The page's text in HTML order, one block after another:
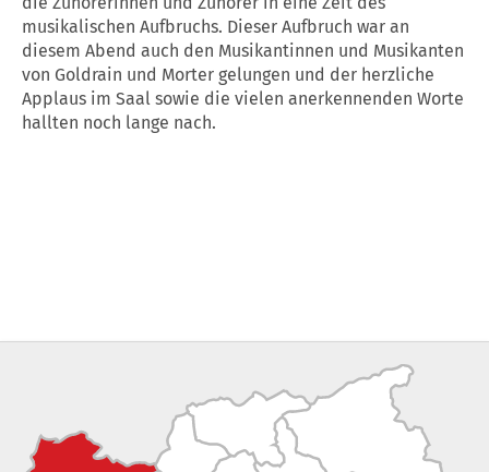
musikalischen Aufbruchs. Dieser Aufbruch war an
diesem Abend auch den Musikantinnen und Musikanten
von Goldrain und Morter gelungen und der herzliche
Applaus im Saal sowie die vielen anerkennenden Worte
hallten noch lange nach.